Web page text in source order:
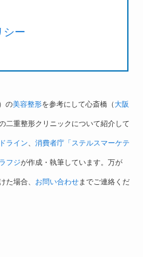
シー
の美容整形を参考にして心斎橋（ 大阪
二重整形クリニックについて紹介して
ライン 消費者庁「ステルスマーケテ
フジが作成・執筆しています。万が
た場合、 お問い合わせまでご連絡くだ